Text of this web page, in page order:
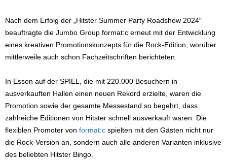
Nach dem Erfolg der „Hitster Summer Party Roadshow 2024″
beauftragte die Jumbo Group format:c erneut mit der Entwicklung
eines kreativen Promotionskonzepts für die Rock-Edition, worüber
mittlerweile auch schon Fachzeitschriften berichteten.
In Essen auf der SPIEL, die mit 220.000 Besuchern in
ausverkauften Hallen einen neuen Rekord erzielte, waren die
Promotion sowie der gesamte Messestand so begehrt, dass
zahlreiche Editionen von Hitster schnell ausverkauft waren. Die
flexiblen Promoter von format:c spielten mit den Gästen nicht nur
die Rock-Version an, sondern auch alle anderen Varianten inklusive
des beliebten Hitster Bingo.